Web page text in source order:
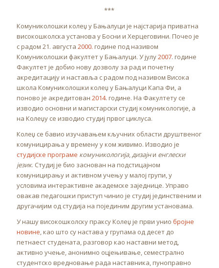
***
Комуниколошки колеџ у Бањалуци је најстарија приватна
високошколска установа у Босни и Херцеговини. Почео је
с радом 21. августа 2000. године под називом
Комуниколошки факултет у Бањалуци. У јулу2007. године
Факултет је добио нову дозволу за рад и почетну
акредитацију и наставља с радом под називом Висока
школа Комуниколошки колеџ у Бањалуци Капа Фи, а
поново је акредитован 2014. године. На Факултету се
изводио основни и магистарски студиј комуникологије, а
на Колеџу се изводио студиј првог циклуса.
Колеџ се бавио изучавањем кључних области друштвеног
комуницирања у времену у ком живимо. Изводио је
студијске програме комуникологија,дизајни енглески
језик. Студиј је био заснован на подстицајном
комуницирању и активном учењу у малој групи, у
условима интерактивне академске заједнице. Управо
овакав педагошки приступ чинио је студиј јединственим и
другачијим од студија на појединим другим установама.
У нашу високошколску праксу Колеџ је први унио бројне
новине, као што су настава у групама од десет до
петнаест студената, разговор као наставни метод,
активно учење, анонимно оцјењивање, семестрално
студентско вредновање рада наставника, пуноправно